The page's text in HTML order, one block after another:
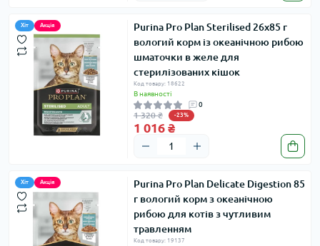
Хіт Акція
Purina Pro Plan Sterilised 26х85 г
вологий корм із океанічною рибою
шматочки в желе для
стерилізованих кішок
Код товару: 18622
В наявності
0
1 320 ₴ -23%
1 016 ₴
Хіт Акція
Purina Pro Plan Delicate Digestion 85
г вологий корм з океанічною
рибою для котів з чутливим
травленням
Код товару: 19137